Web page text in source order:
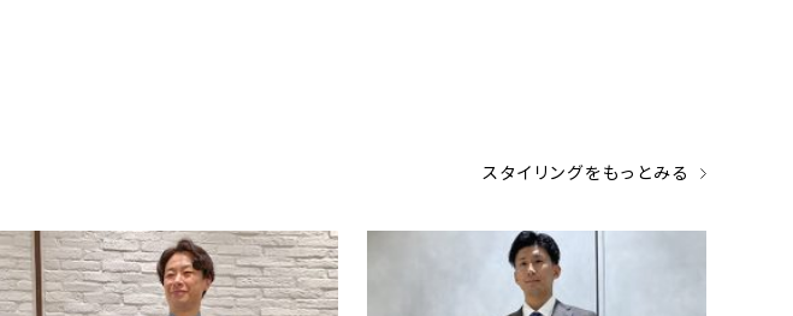
スタイリングをもっとみる